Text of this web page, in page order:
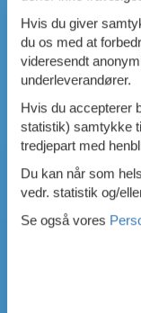
Hvis du giver
du os med at
videresendt
underleverandører.
Hvis du accepterer
statistik) samtykke
tredjepart med
Du kan når som
vedr. statistik og/
Se også vores